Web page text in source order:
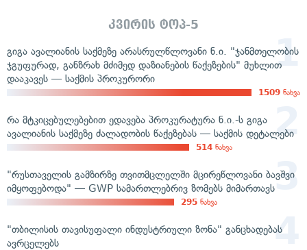
კვირის ტოპ-5
გიგა ავალიანის საქმეზე არასრულწლოვანი ნ.ი. "ჯანმთელობის
ჯგუფურად, განზრახ მძიმედ დაზიანების წაქეზების" მუხლით
დააკავეს — საქმის პროკურორი
1509 ნახვა
რა მტკიცებულებებით ედავება პროკურატურა ნ.ი.-ს გიგა
ავალიანის საქმეზე ძალადობის წაქეზებას — საქმის დეტალები
514 ნახვა
"რუსთაველის გამზირზე თვითმცლელში მცირეწლოვანი ბავშვი
იმყოფებოდა" — GWP სამართლებრივ ზომებს მიმართავს
295 ნახვა
"თბილისის თავისუფალი ინდუსტრიული ზონა" განცხადებას
ავრცელებს